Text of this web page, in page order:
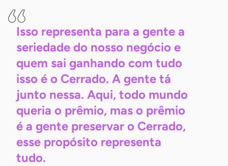
Isso representa para a gente a
seriedade do nosso negócio e
quem sai ganhando com tudo
isso é o Cerrado. A gente tá
junto nessa. Aqui, todo mundo
queria o prêmio, mas o prêmio
é a gente preservar o Cerrado,
esse propósito representa
tudo.